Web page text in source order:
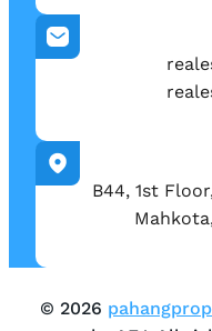
B44, 1st
© 2026